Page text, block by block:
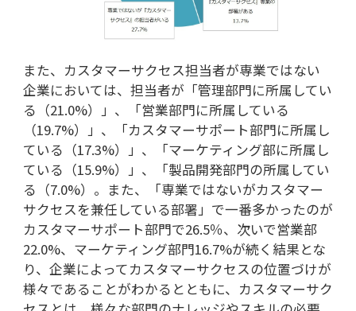
また、カスタマーサクセス担当者が専業ではない
企業においては、担当者が「管理部門に所属してい
る（21.0%）」、「営業部門に所属している
（19.7%）」、「カスタマーサポート部門に所属し
ている（17.3%）」、「マーケティング部に所属し
ている（15.9%）」、「製品開発部門の所属してい
る（7.0%）。また、「専業ではないがカスタマー
サクセスを兼任している部署」で一番多かったのが
カスタマーサポート部門で26.5％、次いで営業部
22.0%、マーケティング部門16.7%が続く結果とな
り、企業によってカスタマーサクセスの位置づけが
様々であることがわかるとともに、カスタマーサク